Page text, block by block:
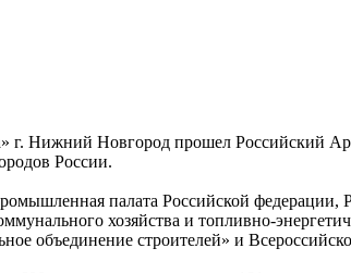
г. Нижний Новгород прошел Российский
России.
палата Российской
хозяйства и топливно-
объединение строителей» и